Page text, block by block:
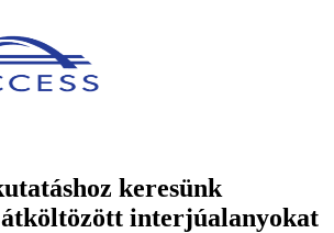
keresünk
interjúalanyokat